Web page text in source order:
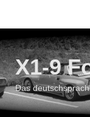
X1-9
Das